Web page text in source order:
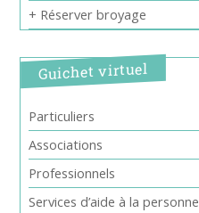
+ Réserver broyage
Guichet virtuel
Particuliers
Associations
Professionnels
Services d’aide à la personne